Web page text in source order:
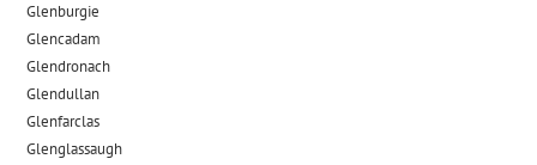
Glenburgie
Glencadam
Glendronach
Glendullan
Glenfarclas
Glenglassaugh